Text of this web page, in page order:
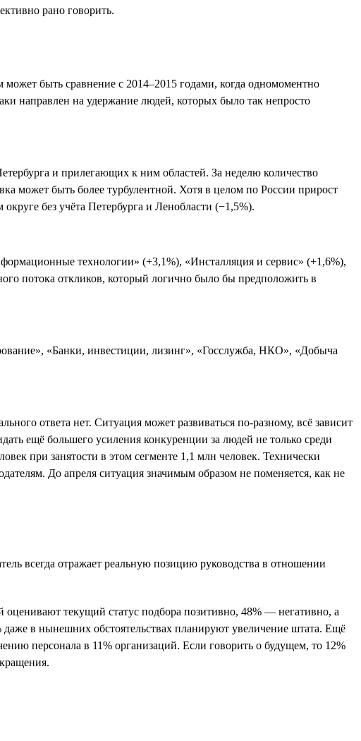
рано говорить.
быть сравнение с 2014–2015 годами, когда одномоментно
направлен на удержание людей, которых было так непросто
и прилегающих к ним областей. За неделю количество
может быть более турбулентной. Хотя в целом по России прирост
без учёта Петербурга и Ленобласти (−1,5%).
технологии» (+3,1%), «Инсталляция и сервис» (+1,6%),
потока откликов, который логично было бы предположить в
«Банки, инвестиции, лизинг», «Госслужба, НКО», «Добыча
ответа нет. Ситуация может развиваться по-разному, всё зависит
ещё большего усиления конкуренции за людей не только среди
при занятости в этом сегменте 1,1 млн человек. Технически
До апреля ситуация значимым образом не поменяется, как не
всегда отражает реальную позицию руководства в отношении
оценивают текущий статус подбора позитивно, 48% — негативно, а
в нынешних обстоятельствах планируют увеличение штата. Ещё
персонала в 11% организаций. Если говорить о будущем, то 12%